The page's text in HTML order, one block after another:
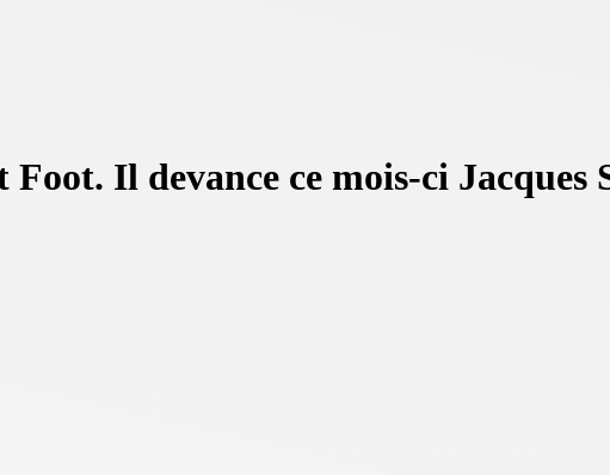
Il devance ce mois-ci Jacques